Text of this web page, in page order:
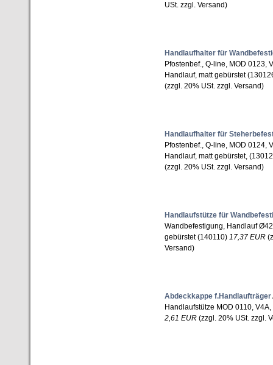
USt. zzgl. Versand)
Handlaufhalter für
Pfostenbef., Q-line, MOD 0123,
Handlauf, matt gebürstet
(zzgl. 20% USt. zzgl. Versand)
Handlaufhalter für
Pfostenbef., Q-line, MOD 0124,
Handlauf, matt gebürstet,
(zzgl. 20% USt. zzgl. Versand)
Handlaufstütze für
Wandbefestigung, Handlauf
gebürstet (140110) 17,37 EUR
Versand)
Abdeckkappe f.Handlaufträger
Handlaufstütze MOD 0110,
2,61 EUR (zzgl. 20% USt. zzgl.